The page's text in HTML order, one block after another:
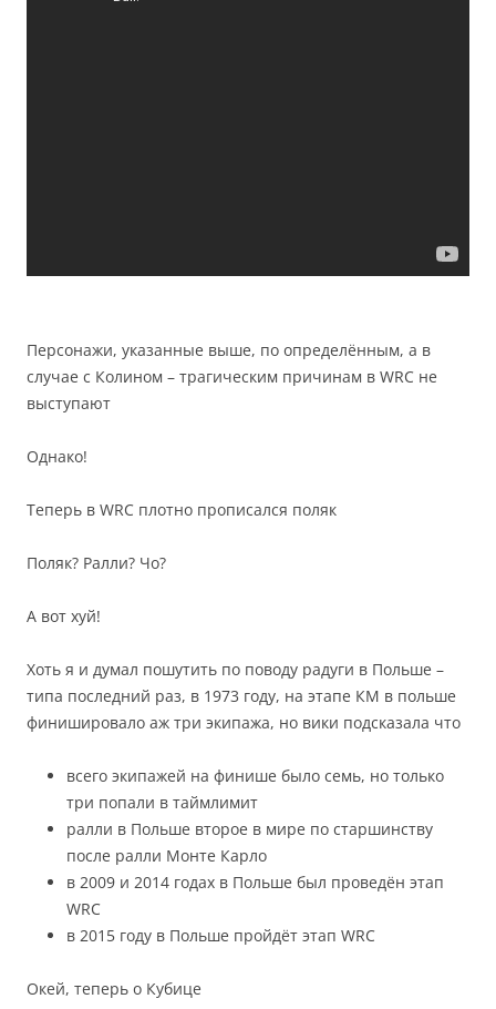
Персонажи, указанные выше, по определённым, а в
случае с Колином – трагическим причинам в WRC не
выступают
Однако!
Теперь в WRC плотно прописался поляк
Поляк? Ралли? Чо?
А вот хуй!
Хоть я и думал пошутить по поводу радуги в Польше –
типа последний раз, в 1973 году, на этапе КМ в польше
финишировало аж три экипажа, но вики подсказала что
всего экипажей на финише было семь, но только
три попали в таймлимит
ралли в Польше второе в мире по старшинству
после ралли Монте Карло
в 2009 и 2014 годах в Польше был проведён этап
WRC
в 2015 году в Польше пройдёт этап WRC
Окей, теперь о Кубице